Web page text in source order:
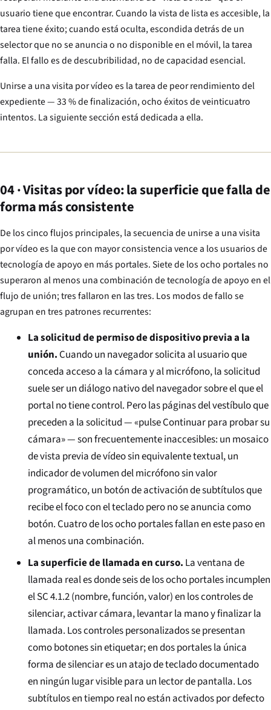
usuario tiene que encontrar. Cuando la vista de lista es accesible, la
tarea tiene éxito; cuando está oculta, escondida detrás de un
selector que no se anuncia o no disponible en el móvil, la tarea
falla. El fallo es de descubribilidad, no de capacidad esencial.
Unirse a una visita por vídeo es la tarea de peor rendimiento del
expediente — 33 % de finalización, ocho éxitos de veinticuatro
intentos. La siguiente sección está dedicada a ella.
04 · Visitas por vídeo: la superficie que falla de
forma más consistente
De los cinco flujos principales, la secuencia de unirse a una visita
por vídeo es la que con mayor consistencia vence a los usuarios de
tecnología de apoyo en más portales. Siete de los ocho portales no
superaron al menos una combinación de tecnología de apoyo en el
flujo de unión; tres fallaron en las tres. Los modos de fallo se
agrupan en tres patrones recurrentes:
La solicitud de permiso de dispositivo previa a la
unión.Cuando un navegador solicita al usuario que
conceda acceso a la cámara y al micrófono, la solicitud
suele ser un diálogo nativo del navegador sobre el que el
portal no tiene control. Pero las páginas del vestíbulo que
preceden a la solicitud — «pulse Continuar para probar su
cámara» — son frecuentemente inaccesibles: un mosaico
de vista previa de vídeo sin equivalente textual, un
indicador de volumen del micrófono sin valor
programático, un botón de activación de subtítulos que
recibe el foco con el teclado pero no se anuncia como
botón. Cuatro de los ocho portales fallan en este paso en
al menos una combinación.
La superficie de llamada en curso. La ventana de
llamada real es donde seis de los ocho portales incumplen
el SC 4.1.2 (nombre, función, valor) en los controles de
silenciar, activar cámara, levantar la mano y finalizar la
llamada. Los controles personalizados se presentan
como botones sin etiquetar; en dos portales la única
forma de silenciar es un atajo de teclado documentado
en ningún lugar visible para un lector de pantalla. Los
subtítulos en tiempo real no están activados por defecto